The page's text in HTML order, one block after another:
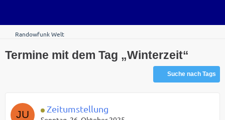
Randowfunk Welt
Termine mit dem Tag „Winterzeit“
Suche nach Tags
Zeitumstellung